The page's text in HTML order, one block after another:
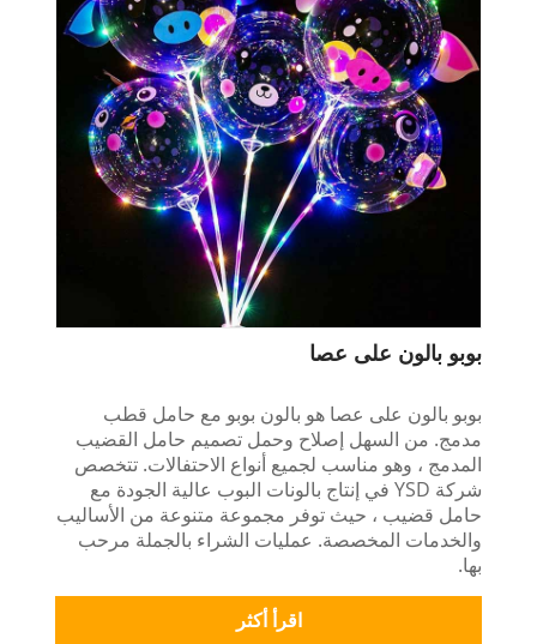
بوبو بالون على عصا
بوبو بالون على عصا هو بالون بوبو مع حامل قطب
مدمج. من السهل إصلاح وحمل تصميم حامل القضيب
المدمج ، وهو مناسب لجميع أنواع الاحتفالات. تتخصص
شركة YSD في إنتاج بالونات البوب ​​عالية الجودة مع
حامل قضيب ، حيث توفر مجموعة متنوعة من الأساليب
والخدمات المخصصة. عمليات الشراء بالجملة مرحب
بها.
اقرأ أكثر